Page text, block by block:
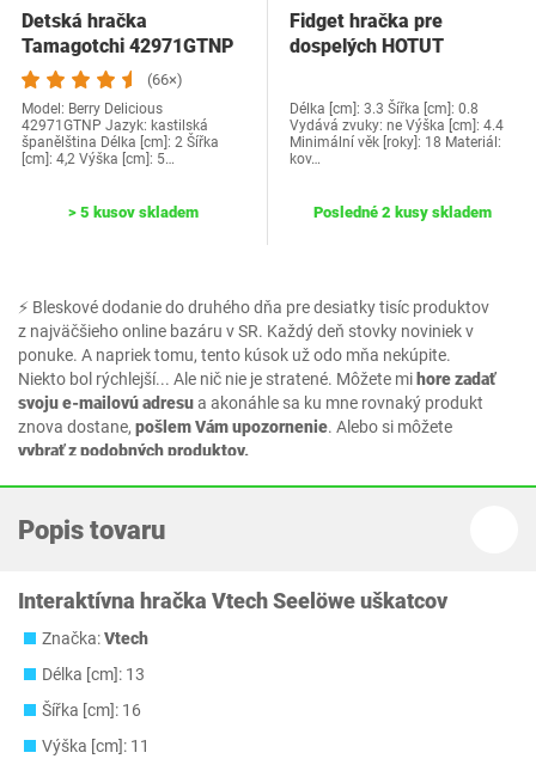
⚡ Bleskové dodanie do druhého dňa pre desiatky tisíc produktov
z najväčšieho online bazáru v SR. Každý deň stovky noviniek v
ponuke. A napriek tomu, tento kúsok už odo mňa nekúpite.
Niekto bol rýchlejší... Ale nič nie je stratené. Môžete mi hore zadať
svoju e-mailovú adresua akonáhle sa ku mne rovnaký produkt
znova dostane, pošlem Vám upozornenie. Alebo si môžete
vybrať z podobných produktov.
Detská hračka
Tamagotchi 42971GTNP
(66×)
Model: ‎Berry Delicious
42971GTNP Jazyk:‎ kastilská
španělština Délka [cm]: 2 Šířka
[cm]: 4,2 Výška [cm]: 5…
> 5 kusov skladem
Fidget hračka pre
dospelých HOTUT
Délka [cm]: 3.3 Šířka [cm]: 0.8
Vydává zvuky: ne Výška [cm]: 4.4
Minimální věk [roky]: 18 Materiál:
kov…
Posledné 2 kusy skladem
Popis tovaru
Interaktívna hračka Vtech Seelöwe uškatcov
Značka:Vtech
Délka [cm]: 13
Šířka [cm]: 16
Výška [cm]: 11